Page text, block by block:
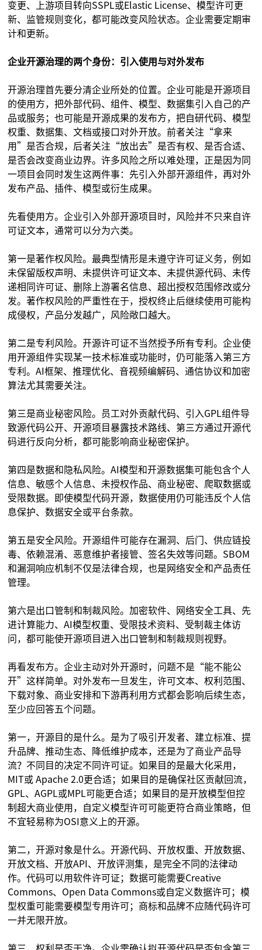
变更、上游项目转向SSPL或Elastic License、模型许可更
新、监管规则变化，都可能改变风险状态。企业需要定期审
计和更新。
企业开源治理的两个身份：引入使用与对外发布
开源治理首先要分清企业所处的位置。企业可能是开源项目
的使用方，把外部代码、组件、模型、数据集引入自己的产
品或服务；也可能是开源成果的发布方，把自研代码、模型
权重、数据集、文档或接口对外开放。前者关注“拿来
用”是否合规，后者关注“放出去”是否有权、是否合适、
是否会改变商业边界。许多风险之所以难处理，正是因为同
一项目会同时发生这两件事：先引入外部开源组件，再对外
发布产品、插件、模型或衍生成果。
先看使用方。企业引入外部开源项目时，风险并不只来自许
可证文本，通常可以分为六类。
第一是著作权风险。最典型情形是未遵守许可证义务，例如
未保留版权声明、未提供许可证文本、未提供源代码、未传
递相同许可证、删除上游署名信息、超出授权范围修改或分
发。著作权风险的严重性在于，授权终止后继续使用可能构
成侵权，产品分发越广，风险敞口越大。
第二是专利风险。开源许可证不当然授予所有专利。企业使
用开源组件实现某一技术标准或功能时，仍可能落入第三方
专利。AI框架、推理优化、音视频编解码、通信协议和加密
算法尤其需要关注。
第三是商业秘密风险。员工对外贡献代码、引入GPL组件导
致源代码公开、开源项目暴露技术路线、第三方通过开源代
码进行反向分析，都可能影响商业秘密保护。
第四是数据和隐私风险。AI模型和开源数据集可能包含个人
信息、敏感个人信息、未授权作品、商业秘密、爬取数据或
受限数据。即使模型代码开源，数据使用仍可能违反个人信
息保护、数据安全或平台条款。
第五是安全风险。开源组件可能存在漏洞、后门、供应链投
毒、依赖混淆、恶意维护者接管、签名失效等问题。SBOM
和漏洞响应机制不仅是法律合规，也是网络安全和产品责任
管理。
第六是出口管制和制裁风险。加密软件、网络安全工具、先
进计算能力、AI模型权重、受限技术资料、受制裁主体访
问，都可能使开源项目进入出口管制和制裁规则视野。
再看发布方。企业主动对外开源时，问题不是“能不能公
开”这样简单。对外发布一旦发生，许可文本、权利范围、
下载对象、商业安排和下游再利用方式都会影响后续生态，
至少应回答五个问题。
第一，开源目的是什么。是为了吸引开发者、建立标准、提
升品牌、推动生态、降低维护成本，还是为了商业产品导
流？不同目的决定不同许可证。如果目的是最大化采用，
MIT或 Apache 2.0更合适；如果目的是确保社区贡献回流，
GPL、AGPL或MPL可能更合适；如果目的是开放模型但控
制超大商业使用，自定义模型许可可能更符合商业策略，但
不宜轻易称为OSI意义上的开源。
第二，开源对象是什么。开源代码、开放权重、开放数据、
开放文档、开放API、开放评测集，是完全不同的法律动
作。代码可以用软件许可证；数据可能需要Creative
Commons、Open Data Commons或自定义数据许可；模
型权重可能需要模型专用许可；商标和品牌不应随代码许可
一并无限开放。